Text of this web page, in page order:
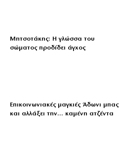
Μητσοτάκης: Η γλώσσα του
σώματος προδίδει άγχος
Επικοινωνιακές μαγκιές Άδωνι μπας
και αλλάξει την… καμένη ατζέντα